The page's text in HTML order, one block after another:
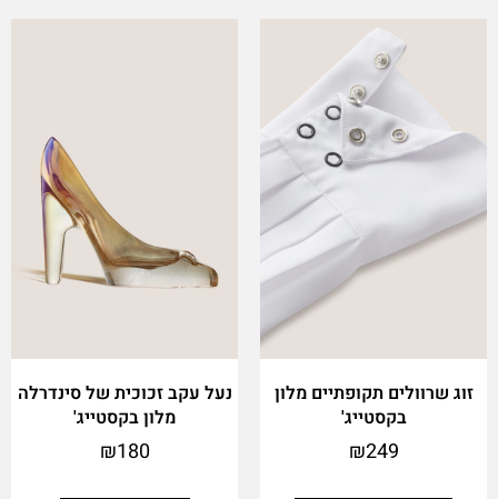
זוג שרוולים תקופתיים מלון
בקסטייג'
₪249
variants.
The
may
be
נעל עקב זכוכית של סינדרלה
מלון בקסטייג'
₪180